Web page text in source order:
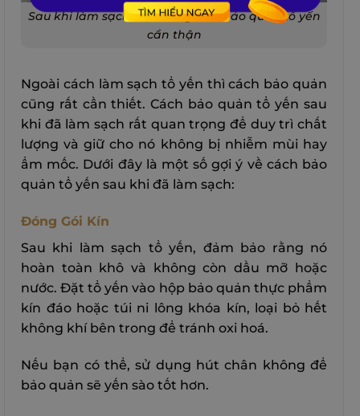
Sau khi làm sạch, bạn cũng nên bảo quản tổ yến
cẩn thận
Ngoài cách làm sạch tổ yến thì cách bảo quản
cũng rất cần thiết. Cách bảo quản tổ yến sau
khi đã làm sạch rất quan trọng để duy trì chất
lượng và giữ cho nó không bị nhiễm mùi hay
ẩm mốc. Dưới đây là một số gợi ý về cách bảo
quản tổ yến sau khi đã làm sạch:
Đóng Gói Kín
Sau khi làm sạch tổ yến, đảm bảo rằng nó
hoàn toàn khô và không còn dầu mỡ hoặc
nước.Đặt tổ yến vào hộp bảo quản thực phẩm
kín đáo hoặc túi ni lông khóa kín, loại bỏ hết
không khí bên trong để tránh oxi hoá.
Nếu bạn có thể, sử dụng hút chân không để
bảo quản sẽ yến sào tốt hơn.